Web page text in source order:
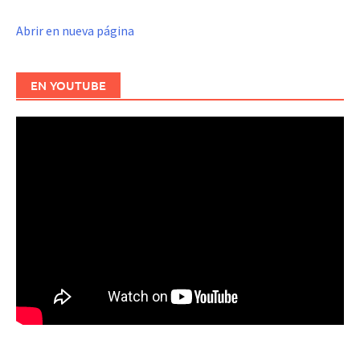
Abrir en nueva página
EN YOUTUBE